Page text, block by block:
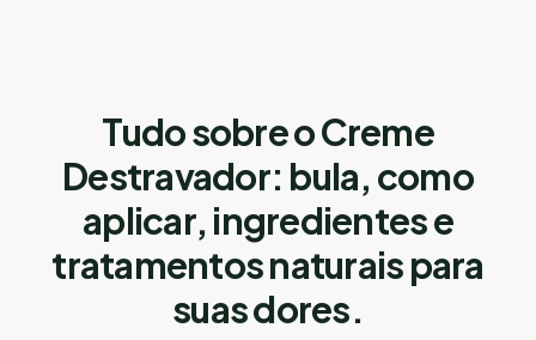
Tudo sobre o Creme
Destravador: bula, como
aplicar, ingredientes e
tratamentos naturais para
suas dores.